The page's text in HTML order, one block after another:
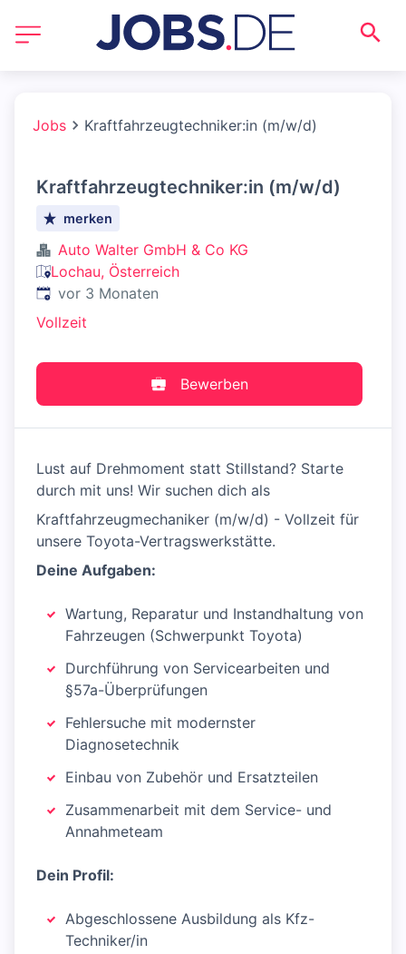
Jobs Kraftfahrzeugtechniker:in (m/w/d)
Kraftfahrzeugtechniker:in (m/w/d)
merken
Auto Walter GmbH & Co KG
Lochau, Österreich
Veröffentlicht:
vor 3 Monaten
Vollzeit
Bewerben
Lust auf Drehmoment statt Stillstand? Starte
durch mit uns! Wir suchen dich als
Kraftfahrzeugmechaniker (m/w/d) - Vollzeit für
unsere Toyota-Vertragswerkstätte.
Deine Aufgaben:
Wartung, Reparatur und Instandhaltung von
Fahrzeugen (Schwerpunkt Toyota)
Durchführung von Servicearbeiten und
§57a-Überprüfungen
Fehlersuche mit modernster
Diagnosetechnik
Einbau von Zubehör und Ersatzteilen
Zusammenarbeit mit dem Service- und
Annahmeteam
Dein Profil:
Abgeschlossene Ausbildung als Kfz-
Techniker/in